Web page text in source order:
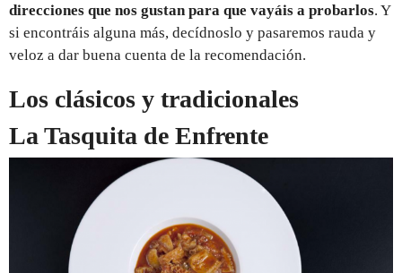
direcciones que nos gustan para que vayáis a probarlos. Y
si encontráis alguna más, decídnoslo y pasaremos rauda y
veloz a dar buena cuenta de la recomendación.
Los clásicos y tradicionales
La Tasquita de Enfrente